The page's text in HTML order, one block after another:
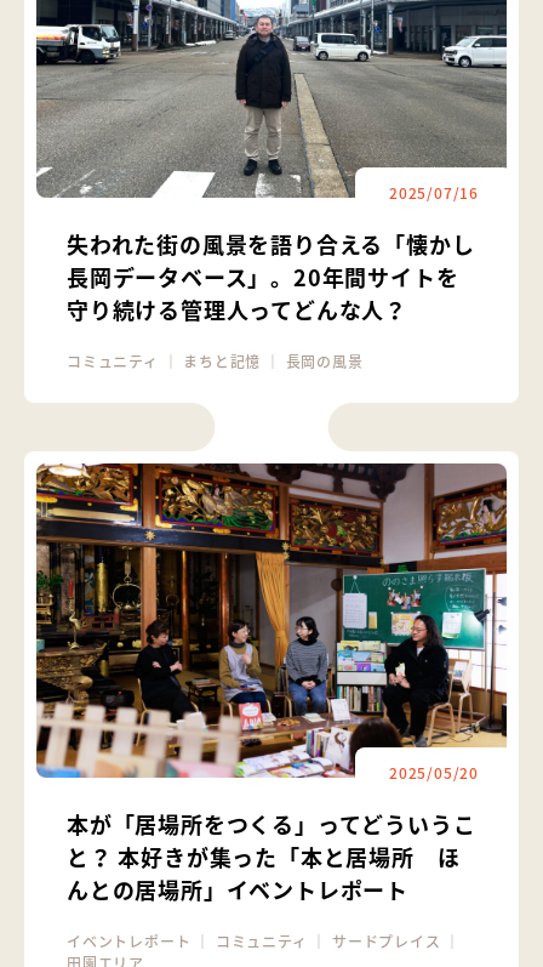
2025/07/16
失われた街の風景を語り合える「懐かし
長岡データベース」。20年間サイトを
守り続ける管理人ってどんな人？
コミュニティ まちと記憶 長岡の風景
2025/05/20
本が「居場所をつくる」ってどういうこ
と？ 本好きが集った「本と居場所 ほ
んとの居場所」イベントレポート
イベントレポート ｜ コミュニティ ｜サードプレイス ｜